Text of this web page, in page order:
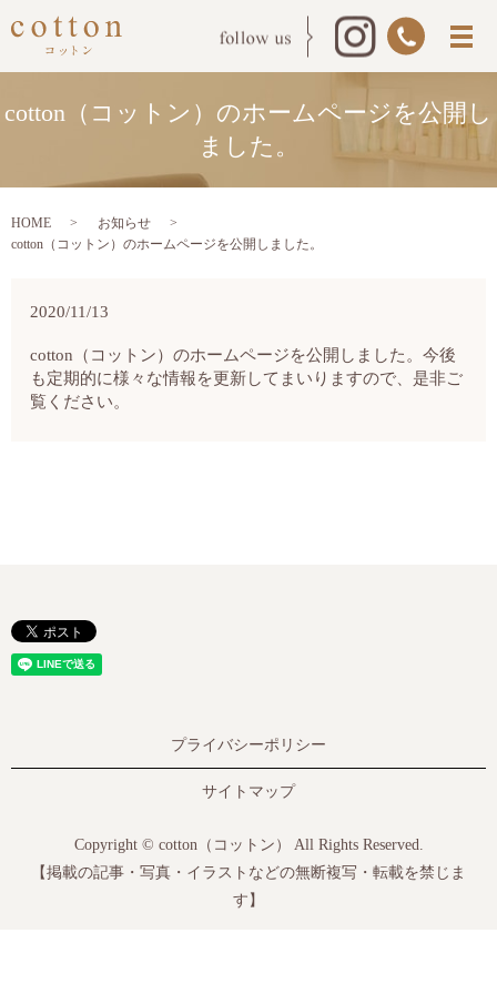
cotton（コットン）のホームページを公開し
ました。
HOME
お知らせ
cotton（コットン）のホームページを公開しました。
2020/11/13
cotton（コットン）のホームページを公開しました。今後
も定期的に様々な情報を更新してまいりますので、是非ご
覧ください。
プライバシーポリシー
サイトマップ
Copyright © cotton（コットン） All Rights Reserved.
【掲載の記事・写真・イラストなどの無断複写・転載を禁じま
す】